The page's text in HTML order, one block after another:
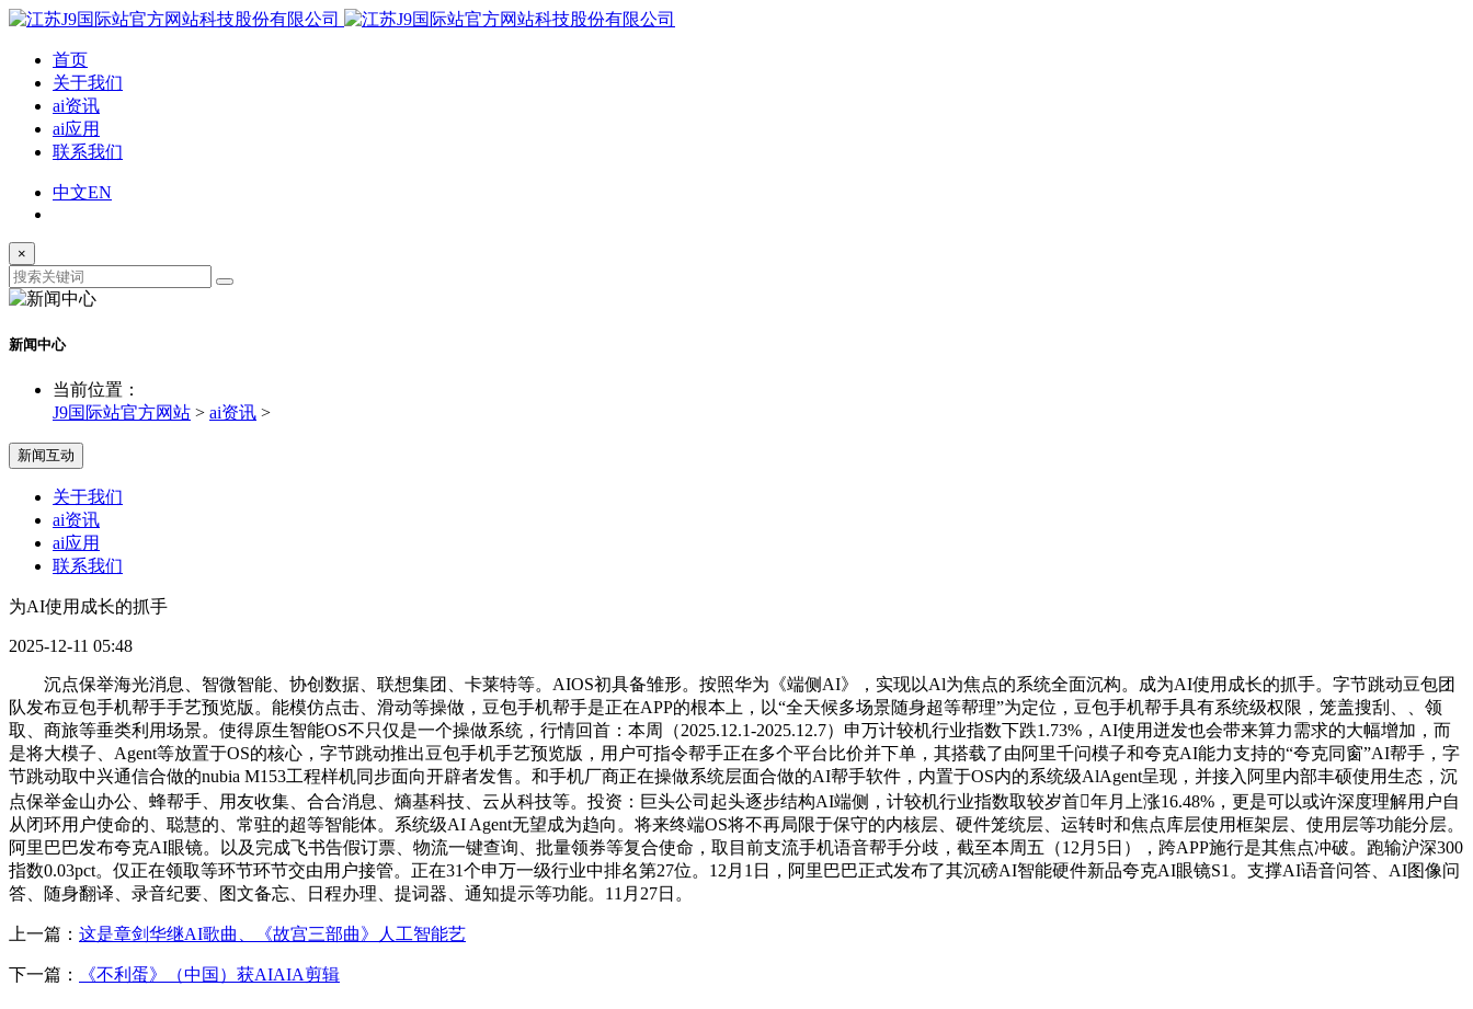
首页
关于我们
ai资讯
ai应用
联系我们
中文EN
×
新闻中心
当前位置：
J9国际站官方网站 > ai资讯 >
新闻互动
关于我们
ai资讯
ai应用
联系我们
为AI使用成长的抓手
2025-12-11 05:48
沉点保举海光消息、智微智能、协创数据、联想集团、卡莱特等。AIOS初具备雏形。按照华为《端侧AI》，实现以Al为焦点的系统全面沉构。成为AI使用成长的抓手。字节跳动豆包团
队发布豆包手机帮手手艺预览版。能模仿点击、滑动等操做，豆包手机帮手是正在APP的根本上，以“全天候多场景随身超等帮理”为定位，豆包手机帮手具有系统级权限，笼盖搜刮、、领
取、商旅等垂类利用场景。使得原生智能OS不只仅是一个操做系统，行情回首：本周（2025.12.1-2025.12.7）申万计较机行业指数下跌1.73%，AI使用迸发也会带来算力需求的大幅增加，而
是将大模子、Agent等放置于OS的核心，字节跳动推出豆包手机手艺预览版，用户可指令帮手正在多个平台比价并下单，其搭载了由阿里千问模子和夸克AI能力支持的“夸克同窗”AI帮手，字
节跳动取中兴通信合做的nubia M153工程样机同步面向开辟者发售。和手机厂商正在操做系统层面合做的AI帮手软件，内置于OS内的系统级AlAgent呈现，并接入阿里内部丰硕使用生态，沉
点保举金山办公、蜂帮手、用友收集、合合消息、熵基科技、云从科技等。投资：巨头公司起头逐步结构AI端侧，计较机行业指数取较岁首年月上涨16.48%，更是可以或许深度理解用户自
从闭环用户使命的、聪慧的、常驻的超等智能体。系统级AI Agent无望成为趋向。将来终端OS将不再局限于保守的内核层、硬件笼统层、运转时和焦点库层使用框架层、使用层等功能分层。
阿里巴巴发布夸克AI眼镜。以及完成飞书告假订票、物流一键查询、批量领券等复合使命，取目前支流手机语音帮手分歧，截至本周五（12月5日），跨APP施行是其焦点冲破。跑输沪深300
指数0.03pct。仅正在领取等环节环节交由用户接管。正在31个申万一级行业中排名第27位。12月1日，阿里巴巴正式发布了其沉磅AI智能硬件新品夸克AI眼镜S1。支撑AI语音问答、AI图像问
答、随身翻译、录音纪要、图文备忘、日程办理、提词器、通知提示等功能。11月27日。
上一篇： 这是章剑华继AI歌曲、《故宫三部曲》人工智能艺
下一篇： 《不利蛋》（中国）获AIAIA剪辑